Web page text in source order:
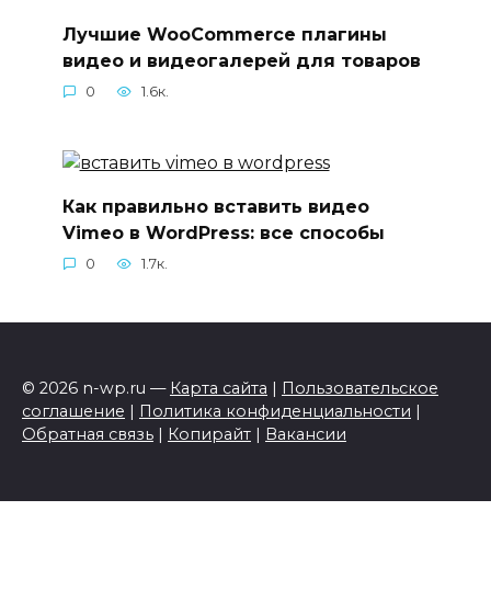
Лучшие WooCommerce плагины
видео и видеогалерей для товаров
0 1.6к.
Как правильно вставить видео
Vimeo в WordPress: все способы
0 1.7к.
© 2026 n-wp.ru — Карта сайта | Пользовательское
соглашение | Политика конфиденциальности |
Обратная связь | Копирайт | Вакансии